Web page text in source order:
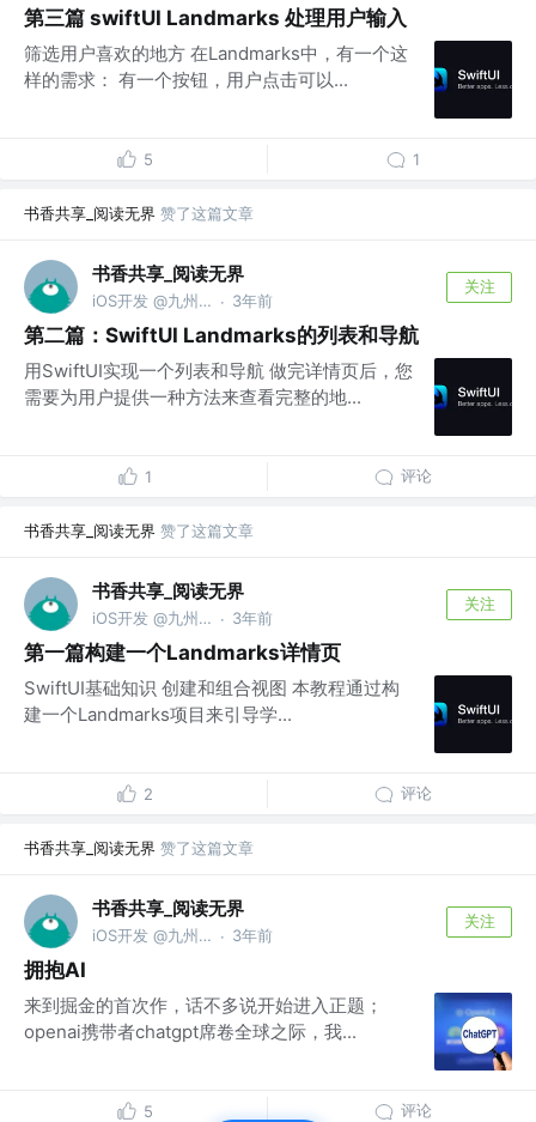
第三篇 swiftUI Landmarks 处理用户输入
筛选用户喜欢的地方 在Landmarks中，有一个这
样的需求： 有一个按钮，用户点击可以...
5 1
书香共享_阅读无界 赞了这篇文章
书香共享_阅读无界
iOS开发 @九州文化 · 3年前
关注
第二篇：SwiftUI Landmarks的列表和导航
用SwiftUI实现一个列表和导航 做完详情页后，您
需要为用户提供一种方法来查看完整的地...
1 评论
书香共享_阅读无界 赞了这篇文章
书香共享_阅读无界
iOS开发 @九州文化 · 3年前
关注
第一篇构建一个Landmarks详情页
SwiftUI基础知识 创建和组合视图 本教程通过构
建一个Landmarks项目来引导学...
2 评论
书香共享_阅读无界 赞了这篇文章
书香共享_阅读无界
iOS开发 @九州文化 · 3年前
关注
拥抱AI
来到掘金的首次作，话不多说开始进入正题；
openai携带者chatgpt席卷全球之际，我...
5 评论